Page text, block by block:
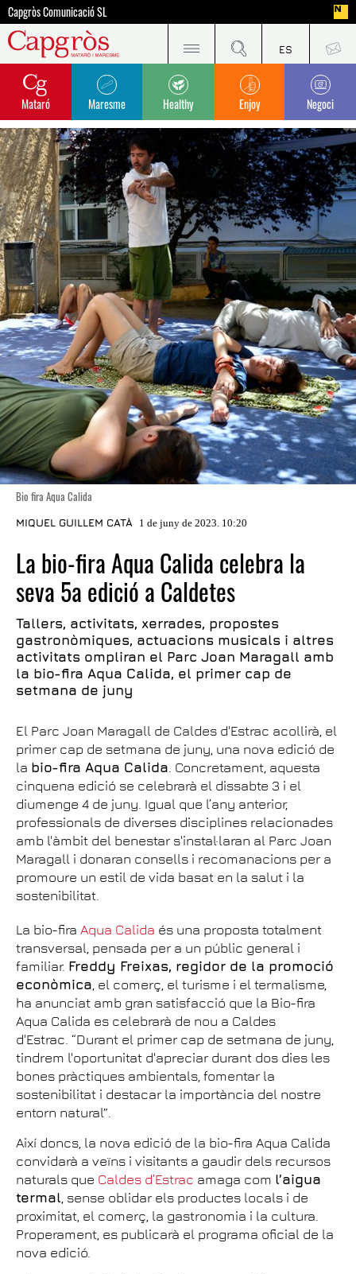
Capgròs Comunicació SL
Mataró Maresme Healthy Enjoy Negoci
Bio fira Aqua Calida
MIQUEL GUILLEM CATÀ 1 de juny de 2023. 10:20
La bio-fira Aqua Calida celebra la
seva 5a edició a Caldetes
Tallers, activitats, xerrades, propostes
gastronòmiques, actuacions musicals i altres
activitats ompliran el Parc Joan Maragall amb
la bio-fira Aqua Calida, el primer cap de
setmana de juny
El Parc Joan Maragall de Caldes d'Estrac acollirà, el
primer cap de setmana de juny, una nova edició de
la bio-fira Aqua Calida. Concretament, aquesta
cinquena edició se celebrarà el dissabte 3 i el
diumenge 4 de juny. Igual que l’any anterior,
professionals de diverses disciplines relacionades
amb l'àmbit del benestar s'instal·laran al Parc Joan
Maragall i donaran consells i recomanacions per a
promoure un estil de vida basat en la salut i la
sostenibilitat.
La bio-fira Aqua Calida és una proposta totalment
transversal, pensada per a un públic general i
familiar. Freddy Freixas, regidor de la promoció
econòmica, el comerç, el turisme i el termalisme,
ha anunciat amb gran satisfacció que la Bio-fira
Aqua Calida es celebrarà de nou a Caldes
d'Estrac. “Durant el primer cap de setmana de juny,
tindrem l'oportunitat d'apreciar durant dos dies les
bones pràctiques ambientals, fomentar la
sostenibilitat i destacar la importància del nostre
entorn natural”.
Així doncs, la nova edició de la bio-fira Aqua Calida
convidarà a veïns i visitants a gaudir dels recursos
naturals que Caldes d’Estrac amaga com l’aigua
termal, sense oblidar els productes locals i de
proximitat, el comerç, la gastronomia i la cultura.
Properament, es publicarà el programa oficial de la
nova edició.